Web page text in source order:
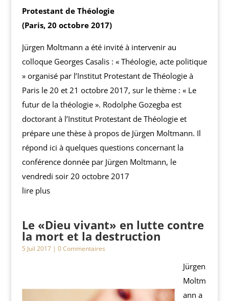
Protestant de Théologie
(Paris, 20 octobre 2017)
Jürgen Moltmann a été invité à intervenir au
colloque Georges Casalis : « Théologie, acte politique
» organisé par l’Institut Protestant de Théologie à
Paris le 20 et 21 octobre 2017, sur le thème : « Le
futur de la théologie ». Rodolphe Gozegba est
doctorant à l’Institut Protestant de Théologie et
prépare une thèse à propos de Jürgen Moltmann. Il
répond ici à quelques questions concernant la
conférence donnée par Jürgen Moltmann, le
vendredi soir 20 octobre 2017
lire plus
Le «Dieu vivant» en lutte contre
la mort et la destruction
5 Juil 2017| 0 Commentaires
Jürgen
Moltm
ann a